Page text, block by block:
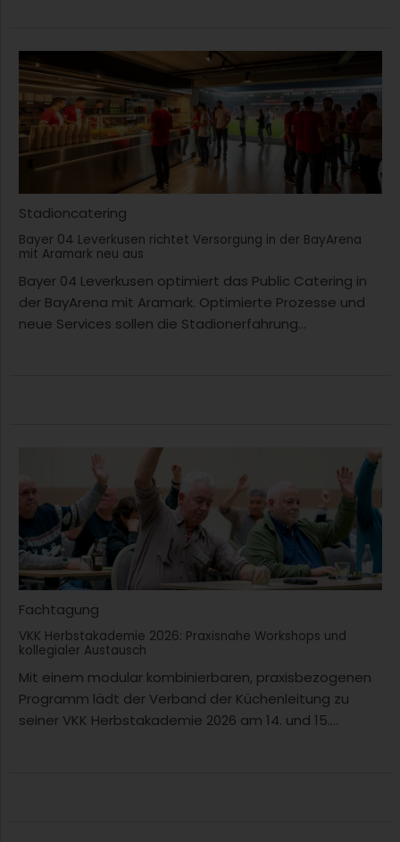
Stadioncatering
Bayer 04 Leverkusen richtet Versorgung in der BayArena
mit Aramark neu aus
Bayer 04 Leverkusen optimiert das Public Catering in
der BayArena mit Aramark. Optimierte Prozesse und
neue Services sollen die Stadionerfahrung...
Fachtagung
VKK Herbstakademie 2026: Praxisnahe Workshops und
kollegialer Austausch
Mit einem modular kombinierbaren, praxisbezogenen
Programm lädt der Verband der Küchenleitung zu
seiner VKK Herbstakademie 2026 am 14. und 15....